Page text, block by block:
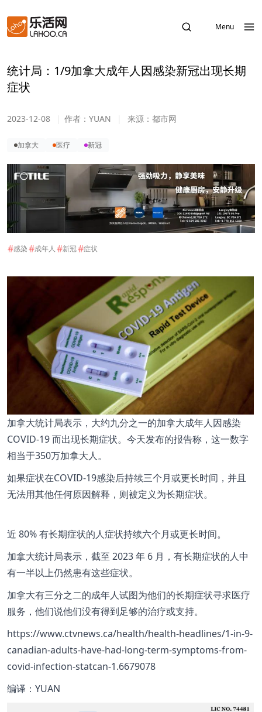
Menu
统计局：1/9加拿大成年人因感染新冠出现长期
症状
2023-12-08 作者： YUAN 来源： 都市网
加拿大 医疗 新冠
#感染#成年人 #新冠#症状
加拿大统计局表示，大约九分之一的加拿大成年人因感染
COVID-19 而出现长期症状。今天发布的报告称，这一数字
相当于350万加拿大人。
如果症状在COVID-19感染后持续三个月或更长时间，并且
无法用其他任何原因解释，则被定义为长期症状。
近 80% 有长期症状的人症状持续六个月或更长时间。
加拿大统计局表示，截至 2023 年 6 月，有长期症状的人中
有一半以上仍然患有这些症状。
加拿大有三分之二的成年人试图为他们的长期症状寻求医疗
服务，他们说他们没有得到足够的治疗或支持。
https://www.ctvnews.ca/health/health-headlines/1-in-9-
canadian-adults-have-had-long-term-symptoms-from-
covid-infection-statcan-1.6679078
编译：YUAN